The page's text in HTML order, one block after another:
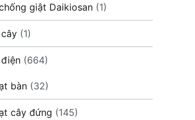
giật Daikiosan (1)
(1)
(664)
bàn (32)
cây đứng (145)